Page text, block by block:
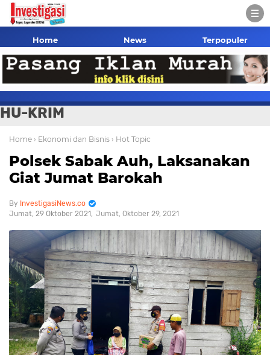
Home News Terpopuler
HU-KRIM
Home › Ekonomi dan Bisnis › Hot Topic
Polsek Sabak Auh, Laksanakan
Giat Jumat Barokah
InvestigasiNews.co
Jumat, 29 Oktober 2021
Jumat, Oktober 29, 2021